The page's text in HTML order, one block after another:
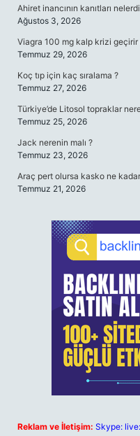
Ahiret inancının kanıtları
Ağustos 3, 2026
Viagra 100 mg kalp krizi geçirir
Temmuz 29, 2026
Koç tıp için kaç sıralama ?
Temmuz 27, 2026
Türkiye’de Litosol topraklar
Temmuz 25, 2026
Jack nerenin malı ?
Temmuz 23, 2026
Araç pert olursa kasko ne
Temmuz 21, 2026
Reklam ve İletişim: Skype: